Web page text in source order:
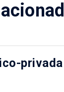
privada